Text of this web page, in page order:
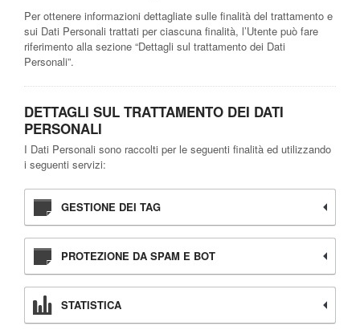
Per ottenere informazioni dettagliate sulle finalità del trattamento e
sui Dati Personali trattati per ciascuna finalità, l’Utente può fare
riferimento alla sezione “Dettagli sul trattamento dei Dati
Personali”.
DETTAGLI SUL TRATTAMENTO DEI DATI
PERSONALI
I Dati Personali sono raccolti per le seguenti finalità ed utilizzando
i seguenti servizi:
GESTIONE DEI TAG
PROTEZIONE DA SPAM E BOT
STATISTICA